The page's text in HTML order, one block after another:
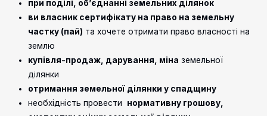
при поділі, об’єднанні земельних ділянок
ви власник сертифікату на право на земельну
частку (пай) та хочете отримати право власності на
землю
купівля-продаж, дарування, міна земельної
ділянки
отримання земельної ділянки у спадщину
необхідність провести нормативну грошову,